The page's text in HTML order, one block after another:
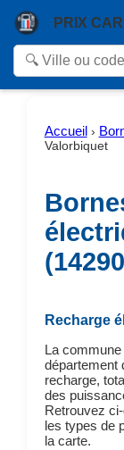
PRIX
Accueil ›
Valorbiquet
Recharge
La commune
département
recharge,
des
Retrouvez
les types de
la carte.